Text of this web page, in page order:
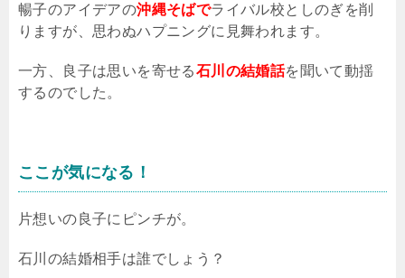
暢子のアイデアの沖縄そばでライバル校としのぎを削
りますが、思わぬハプニングに見舞われます。
一方、良子は思いを寄せる石川の結婚話を聞いて動揺
するのでした。
ここが気になる！
片想いの良子にピンチが。
石川の結婚相手は誰でしょう？